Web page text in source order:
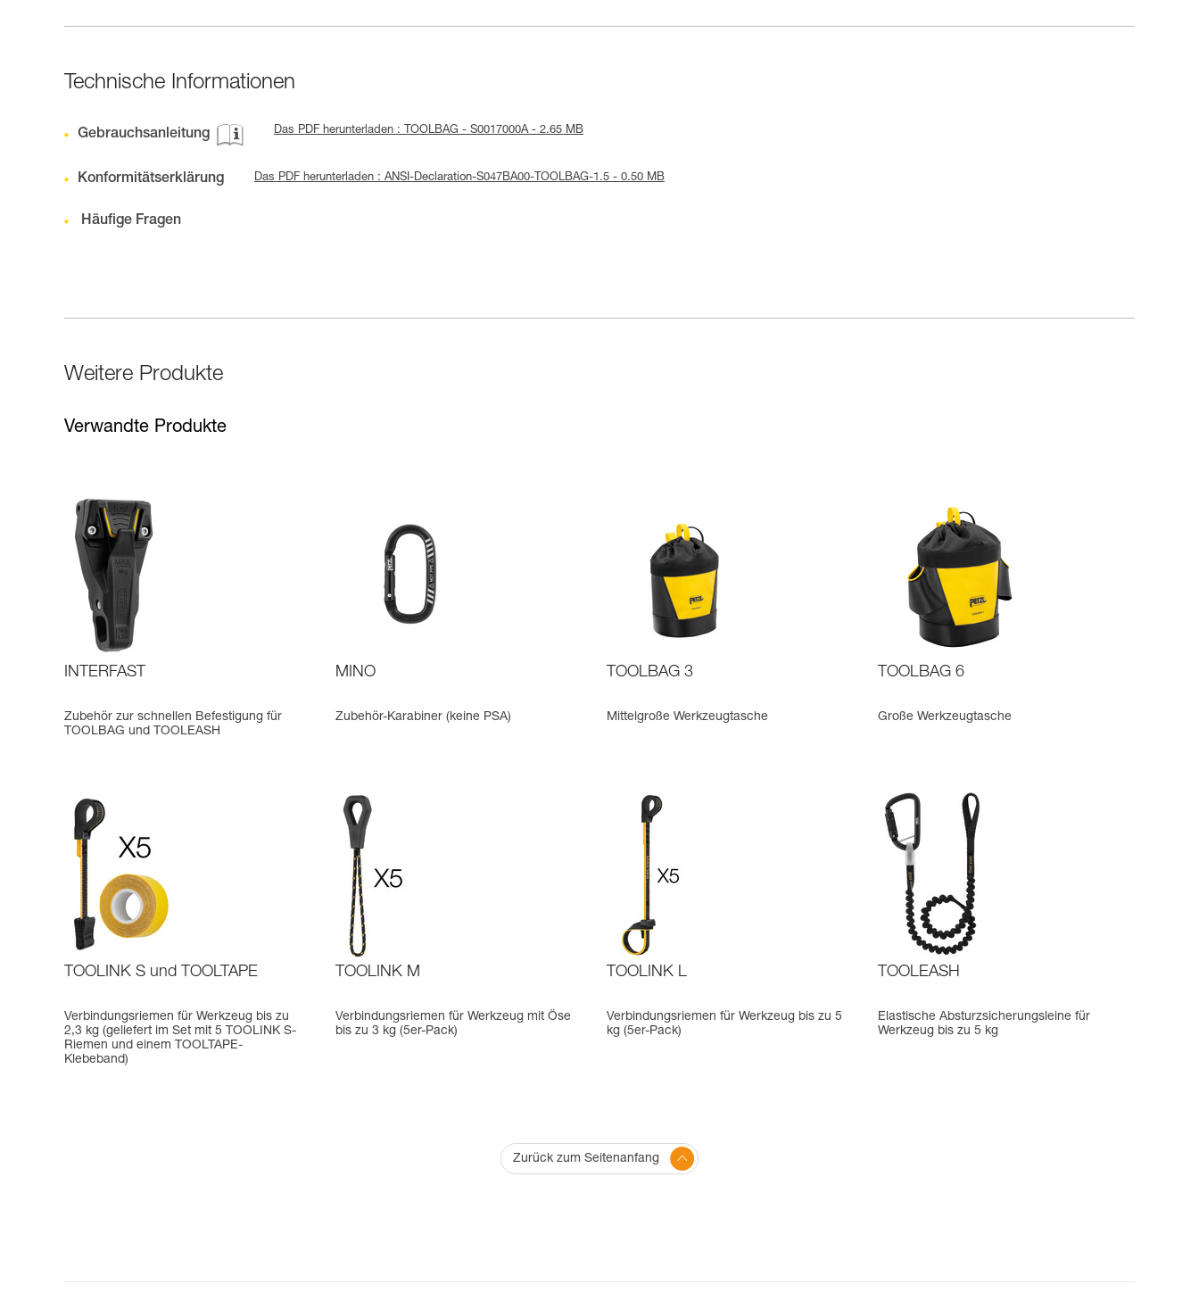
Technische Informationen
Gebrauchsanleitung Das PDF herunterladen : TOOLBAG - S0017000A - 2.65 MB
Konformitätserklärung Das PDF herunterladen : ANSI-Declaration-S047BA00-TOOLBAG-1.5 - 0.50 MB
Häufige Fragen
Weitere Produkte
Verwandte Produkte
INTERFAST
Zubehör zur schnellen Befestigung für
TOOLBAG und TOOLEASH
MINO
Zubehör-Karabiner (keine PSA)
TOOLBAG 3
Mittelgroße Werkzeugtasche
TOOLBAG 6
Große Werkzeugtasche
TOOLINK S und TOOLTAPE
Verbindungsriemen für Werkzeug bis zu
2,3 kg (geliefert im Set mit 5 TOOLINK S-
Riemen und einem TOOLTAPE-
Klebeband)
TOOLINK M
Verbindungsriemen für Werkzeug mit Öse
bis zu 3 kg (5er-Pack)
TOOLINK L
Verbindungsriemen für Werkzeug bis zu 5
kg (5er-Pack)
TOOLEASH
Elastische Absturzsicherungsleine für
Werkzeug bis zu 5 kg
Zurück zum Seitenanfang